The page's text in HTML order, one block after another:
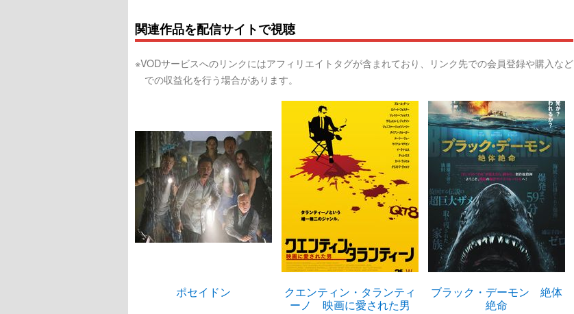
関連作品を配信サイトで視聴
※VODサービスへのリンクにはアフィリエイトタグが含まれており、リンク先での会員登録や購入など
での収益化を行う場合があります。
ポセイドン
クエンティン・タランティ
ーノ 映画に愛された男
ブラック・デーモン 絶体
絶命